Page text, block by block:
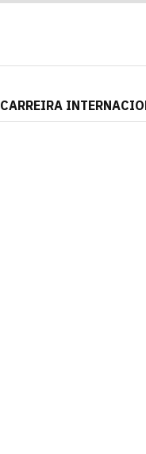
CARREIRA